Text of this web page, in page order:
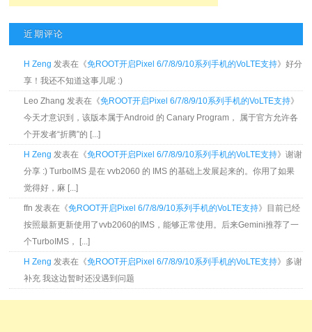
近期评论
H Zeng 发表在《免ROOT开启Pixel 6/7/8/9/10系列手机的VoLTE支持》好分
享！我还不知道这事儿呢 :)
Leo Zhang 发表在《免ROOT开启Pixel 6/7/8/9/10系列手机的VoLTE支持》
今天才意识到，该版本属于Android 的 Canary Program， 属于官方允许各
个开发者“折腾”的 [...]
H Zeng 发表在《免ROOT开启Pixel 6/7/8/9/10系列手机的VoLTE支持》谢谢
分享 :) TurboIMS 是在 vvb2060 的 IMS 的基础上发展起来的。你用了如果
觉得好，麻 [...]
ffn 发表在《免ROOT开启Pixel 6/7/8/9/10系列手机的VoLTE支持》目前已经
按照最新更新使用了vvb2060的IMS，能够正常使用。后来Gemini推荐了一
个TurboIMS， [...]
H Zeng 发表在《免ROOT开启Pixel 6/7/8/9/10系列手机的VoLTE支持》多谢
补充 我这边暂时还没遇到问题